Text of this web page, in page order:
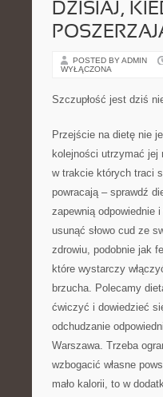
DZISIAJ,
POSTED BY ADMIN
WYŁĄCZONA
Szczupłość jest dziś
Przejście na dietę nie
kolejności utrzymać jej
w trakcie których traci
powracają – sprawdź
zapewnią odpowiednie
usunąć słowo cud ze
zdrowiu, podobnie jak
które wystarczy
brzucha. Polecamy
ćwiczyć i dowiedzieć
odchudzanie
Warszawa. Trzeba
wzbogacić własne
mało kalorii, to w